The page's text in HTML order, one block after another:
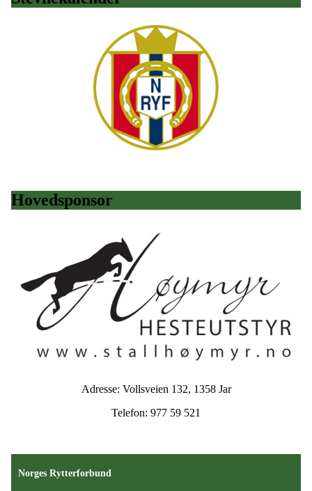
Hovedsponsor
Adresse: Vollsveien 132, 1358 Jar
Telefon: 977 59 521
Norges Rytterforbund